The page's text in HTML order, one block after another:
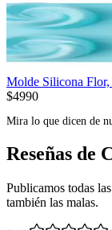
Molde Silicona
$4990
Mira lo que dicen de
Reseñas de
Publicamos todas
también las malas.